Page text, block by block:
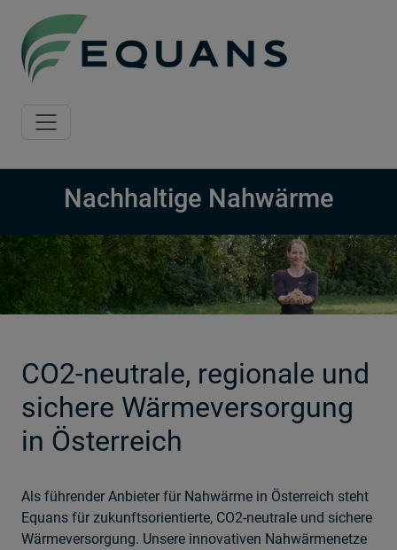
Nachhaltige Nahwärme
CO2-neutrale, regionale und
sichere Wärmeversorgung
in Österreich
Als führender Anbieter für Nahwärme in Österreich steht
Equans für zukunftsorientierte, CO2-neutrale und sichere
Wärmeversorgung. Unsere innovativen Nahwärmenetze